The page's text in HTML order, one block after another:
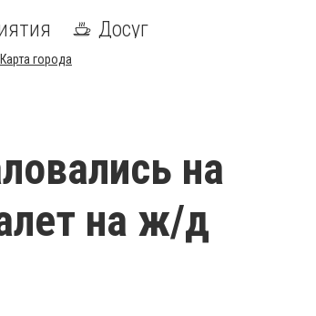
Досуг
Карта города
на
на ж/д